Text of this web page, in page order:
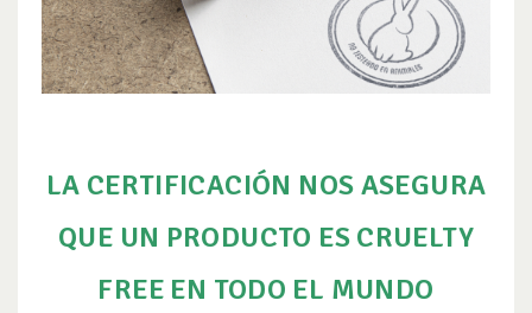
LA CERTIFICACIÓN NOS ASEGURA
QUE UN PRODUCTO ES CRUELTY
FREE EN TODO EL MUNDO